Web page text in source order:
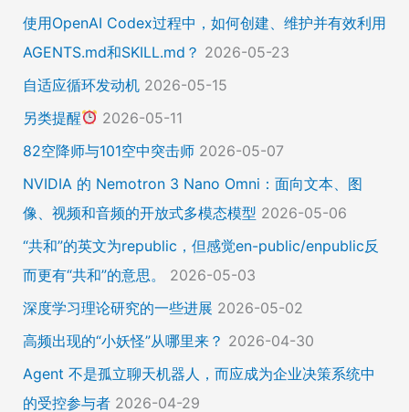
使用OpenAI Codex过程中，如何创建、维护并有效利用
AGENTS.md和SKILL.md？ 2026-05-23
自适应循环发动机 2026-05-15
另类提醒
2026-05-11
82空降师与101空中突击师 2026-05-07
NVIDIA 的 Nemotron 3 Nano Omni：面向文本、图
像、视频和音频的开放式多模态模型 2026-05-06
“共和”的英文为republic，但感觉en-public/enpublic反
而更有“共和”的意思。
2026-05-03
深度学习理论研究的一些进展 2026-05-02
高频出现的“小妖怪”从哪里来？ 2026-04-30
Agent 不是孤立聊天机器人，而应成为企业决策系统中
的受控参与者 2026-04-29